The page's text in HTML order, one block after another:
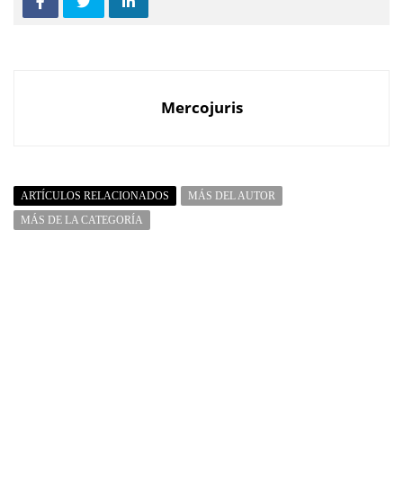
Mercojuris
ARTÍCULOS RELACIONADOS
MÁS DEL AUTOR
MÁS DE LA CATEGORÍA